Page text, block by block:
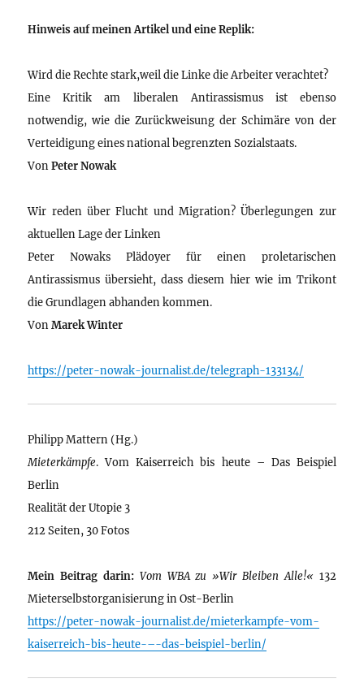
Hinweis auf meinen Artikel und eine Replik:
Wird die Rechte stark,weil die Linke die Arbeiter verachtet?
Eine Kritik am liberalen Antirassismus ist ebenso
notwendig, wie die Zurückweisung der Schimäre von der
Verteidigung eines national begrenzten Sozialstaats.
VonPeter Nowak
Wir reden über Flucht und Migration? Überlegungen zur
aktuellen Lage der Linken
Peter Nowaks Plädoyer für einen proletarischen
Antirassismus übersieht, dass diesem hier wie im Trikont
die Grundlagen abhanden kommen.
VonMarek Winter
https://peter-nowak-journalist.de/telegraph-133134/
Philipp Mattern (Hg.)
Mieterkämpfe. Vom Kaiserreich bis heute – Das Beispiel
Berlin
Realität der Utopie 3
212 Seiten, 30 Fotos
Mein Beitrag darin: Vom WBA zu »Wir Bleiben Alle!« 132
Mieterselbstorganisierung in Ost-Berlin
https://peter-nowak-journalist.de/mieterkampfe-vom-
kaiserreich-bis-heute-–-das-beispiel-berlin/